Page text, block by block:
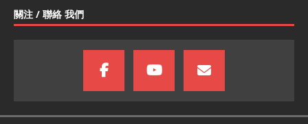
關注 / 聯絡 我們